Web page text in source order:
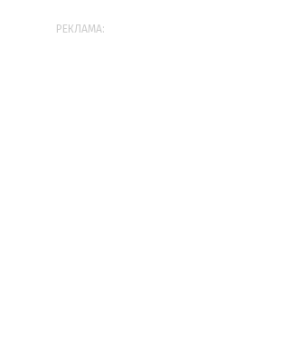
РЕКЛАМА: